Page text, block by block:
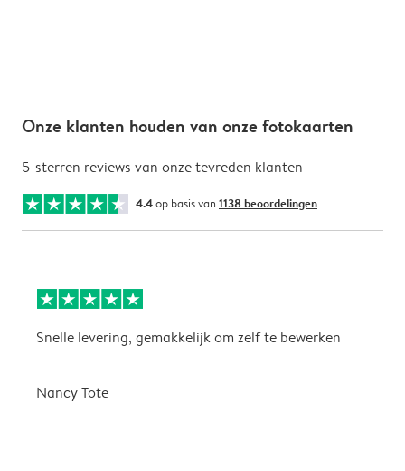
Onze klanten houden van onze fotokaarten
5-sterren reviews van onze tevreden klanten
4.4op basis van 1138 beoordelingen
Snelle levering, gemakkelijk om zelf te bewerken
Nancy Tote